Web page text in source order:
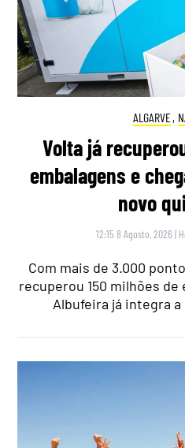
ALGARVE,
Volta já
embalagens e
novo
12:15 8 Agosto, 2026 |
Com mais de 3.000
recuperou 150 milhões
Albufeira já integra